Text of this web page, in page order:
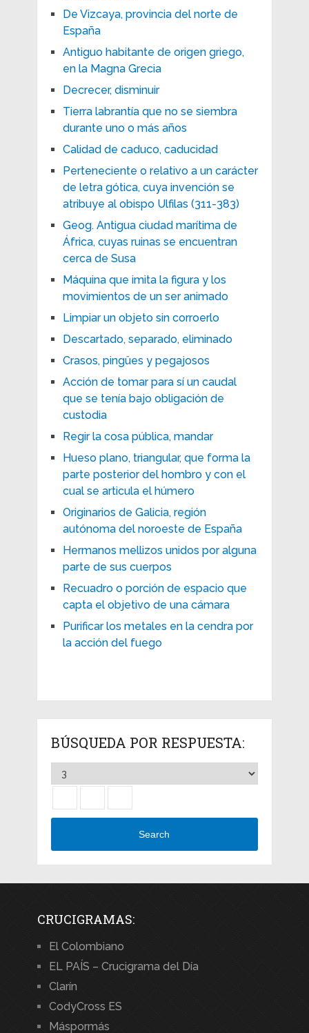
De Vizcaya, provincia del norte de
España
Antiguo habitante de origen griego,
en la Magna Grecia
Decrecer, disminuir
Tierra labrantía que no se siembra
durante uno o más años
Calidad de caduco, caducidad
Perteneciente o relativo a un carácter
de letra gótica, cuya invención se
atribuye al obispo Ulfilas (311-383)
Geog. Antigua ciudad marítima de
África, cuyas ruinas se encuentran
cerca de Susa
Máquina que imita la figura y los
movimientos de un ser animado
Limpiar un objeto sin corroerlo
Descartado, separado, eliminado
Crasos, pingües y pegajosos
Acción de tomar para sí un caudal
que se tenía bajo obligación de
custodia
Regir la cosa pública, mandar
Hueso plano, triangular, que forma la
parte posterior del hombro y con el
cual se articula el húmero
Originarios de Galicia, región
autónoma del noroeste de España
Hermanos mellizos unidos por alguna
parte de sus cuerpos
Recuadro o porción de espacio que
capta el objetivo de una cámara
Purificar los metales en la cendra por
la acción del fuego
BÚSQUEDA POR RESPUESTA:
Search
CRUCIGRAMAS:
El Colombiano
EL PAÍS – Crucigrama del Día
Clarín
CodyCross ES
Máspormás